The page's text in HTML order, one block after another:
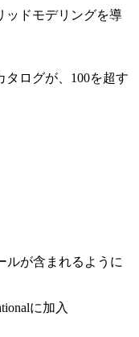
ッドモデリングを導
タログが、100を超す
ルが含まれるように
に加入